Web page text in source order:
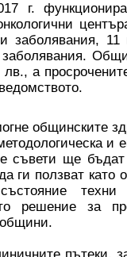
г.
заболявания,
заболявания.
а
общинските
и
съвети ще бъдат
ги ползват като
решение за